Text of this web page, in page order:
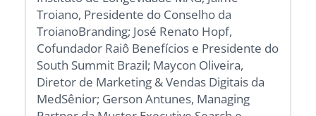
Troiano, Presidente do Conselho da
TroianoBranding; José Renato Hopf,
Cofundador Raiô Benefícios e Presidente do
South Summit Brazil; Maycon Oliveira,
Diretor de Marketing & Vendas Digitais da
MedSênior; Gerson Antunes, Managing